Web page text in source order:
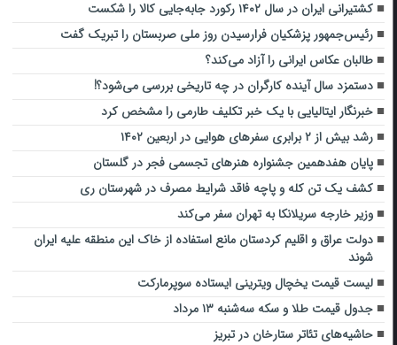
کشتیرانی ایران در سال ۱۴۰۲ رکورد جابه‌جایی کالا را شکست
رئیس‌جمهور پزشکیان فرارسیدن روز ملی صربستان را تبریک گفت
طالبان عکاس ایرانی را آزاد می‌کند؟
دستمزد سال آینده کارگران در چه تاریخی بررسی می‌شود؟!
خبرنگار ایتالیایی با یک خبر تکلیف طارمی را مشخص کرد
رشد بیش از ۲ برابری سفرهای هوایی در اربعین ۱۴۰۲
پایان هفدهمین جشنواره هنرهای‌ تجسمی فجر در گلستان
کشف یک تن کله و پاچه فاقد شرایط مصرف در شهرستان ری
وزیر خارجه سریلانکا به تهران سفر می‌کند
دولت عراق و اقلیم کردستان مانع استفاده از خاک این منطقه علیه ایران
شوند
لیست قیمت یخچال ویترینی ایستاده سوپرمارکت
جدول قیمت طلا و سکه سه‌شنبه ۱۳ مرداد
حاشیه‌های تئاتر ستارخان در تبریز